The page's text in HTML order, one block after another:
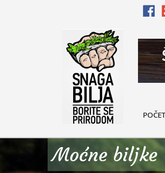
Moćne biljke